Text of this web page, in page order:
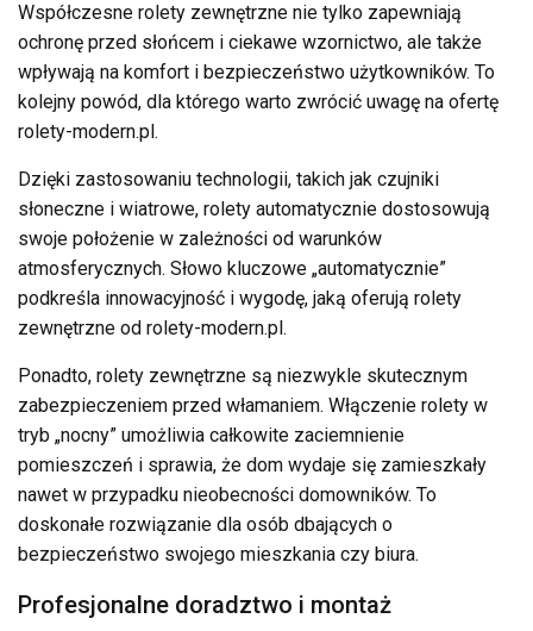
Współczesne rolety zewnętrzne nie tylko zapewniają
ochronę przed słońcem i ciekawe wzornictwo, ale także
wpływają na komfort i bezpieczeństwo użytkowników. To
kolejny powód, dla którego warto zwrócić uwagę na ofertę
rolety-modern.pl.
Dzięki zastosowaniu technologii, takich jak czujniki
słoneczne i wiatrowe, rolety automatycznie dostosowują
swoje położenie w zależności od warunków
atmosferycznych. Słowo kluczowe „automatycznie”
podkreśla innowacyjność i wygodę, jaką oferują rolety
zewnętrzne od rolety-modern.pl.
Ponadto, rolety zewnętrzne są niezwykle skutecznym
zabezpieczeniem przed włamaniem. Włączenie rolety w
tryb „nocny” umożliwia całkowite zaciemnienie
pomieszczeń i sprawia, że dom wydaje się zamieszkały
nawet w przypadku nieobecności domowników. To
doskonałe rozwiązanie dla osób dbających o
bezpieczeństwo swojego mieszkania czy biura.
Profesjonalne doradztwo i montaż